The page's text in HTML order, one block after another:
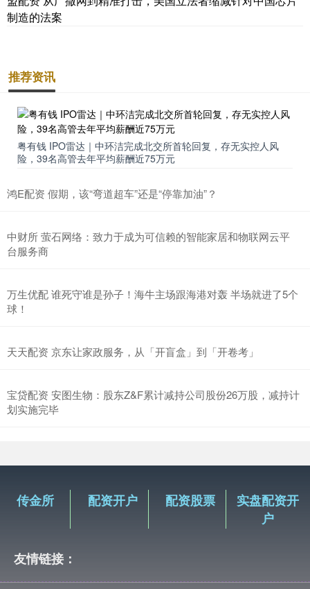
制造的法案
推荐资讯
粤有钱 IPO雷达｜中环洁完成北交所首轮回复，存无实控人风
险，39名高管去年平均薪酬近75万元
鸿E配资 假期，该“弯道超车”还是“停靠加油”？
中财所 萤石网络：致力于成为可信赖的智能家居和物联网云平
台服务商
万生优配 谁死守谁是孙子！海牛主场跟海港对轰 半场就进了5个
球！
天天配资 京东让家政服务，从「开盲盒」到「开卷考」
宝贷配资 安图生物：股东Z&F累计减持公司股份26万股，减持计
划实施完毕
传金所 配资开户 配资股票
实盘配资开
户
友情链接：